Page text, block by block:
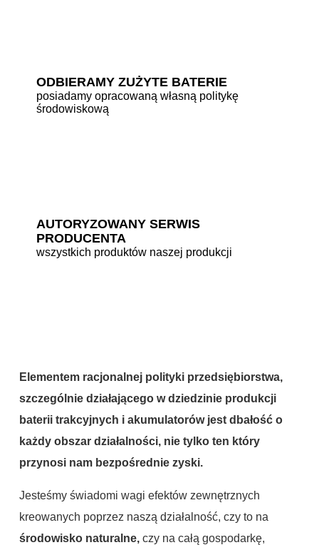
ODBIERAMY ZUŻYTE BATERIE
posiadamy opracowaną własną politykę
środowiskową
AUTORYZOWANY SERWIS
PRODUCENTA
wszystkich produktów naszej produkcji
Elementem racjonalnej polityki przedsiębiorstwa,
szczególnie działającego w dziedzinie produkcji
baterii trakcyjnych i akumulatorów jest dbałość o
każdy obszar działalności, nie tylko ten który
przynosi nam bezpośrednie zyski.
Jesteśmy świadomi wagi efektów zewnętrznych
kreowanych poprzez naszą działalność, czy to na
środowisko naturalne,czy na całą gospodarkę,